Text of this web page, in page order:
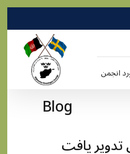
انجمن
Blog
يافت